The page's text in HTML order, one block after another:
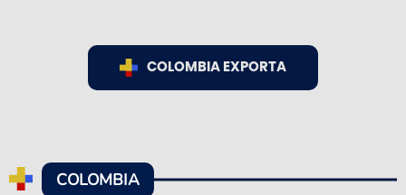
COLOMBIA EXPORTA
COLOMBIA